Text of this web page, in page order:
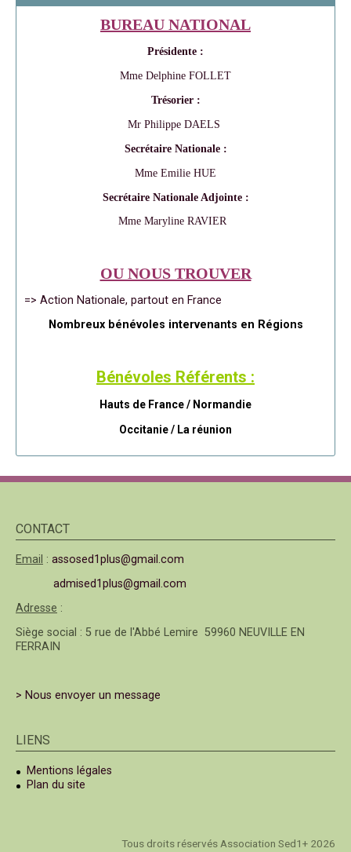
BUREAU NATIONAL
Présidente :
Mme Delphine FOLLET
Trésorier :
Mr Philippe DAELS
Secrétaire Nationale :
Mme Emilie HUE
Secrétaire Nationale Adjointe :
Mme Maryline RAVIER
OU NOUS TROUVER
=> Action Nationale, partout en France
Nombreux bénévoles intervenants en Régions
Bénévoles Référents :
Hauts de France / Normandie
Occitanie / La réunion
CONTACT
Email : assosed1plus@gmail.com
admised1plus@gmail.com
Adresse :
Siège social : 5 rue de l'Abbé Lemire 59960 NEUVILLE EN
FERRAIN
> Nous envoyer un message
LIENS
Mentions légales
Plan du site
Tous droits réservés Association Sed1+ 2026